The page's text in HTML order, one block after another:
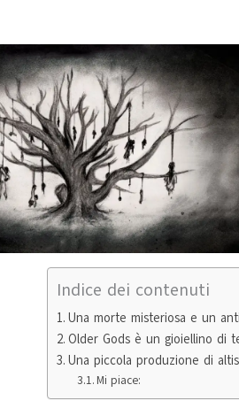
Indice dei contenuti
Una morte misteriosa e un
Older Gods è un gioiellino di
Una piccola produzione di
Mi piace: